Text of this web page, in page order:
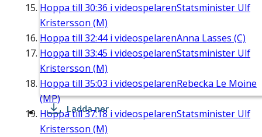
Hoppa till 30:36 i videospelarenStatsminister Ulf
Kristersson (M)
Hoppa till 32:44i videospelarenAnna Lasses (C)
Hoppa till 33:45 i videospelarenStatsminister Ulf
Kristersson (M)
Hoppa till 35:03 i videospelarenRebecka Le Moine
(MP)
Hoppa till37:18 i videospelarenStatsminister Ulf
Kristersson (M)
Ladda ner